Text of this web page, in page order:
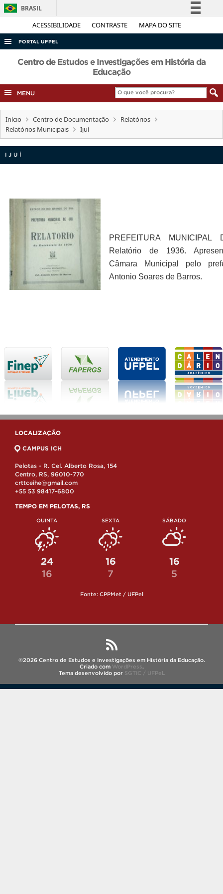
ACESSIBILIDADE CONTRASTE MAPA DO SITE
BRASIL
Simplifique!
Acesso à informação
Legislação
Canais
PORTAL UFPEL
ACESSO À INFORMAÇÃO
COBALTO
CONCURSOS
EDITAIS
Centro de Estudos e Investigações em História da
Educação
MENU
Início Centro de Documentação
Relatórios
Relatórios Municipais
Ijuí
IJUÍ
PREFEITURA MUNICIPAL
Relatório de 1936.
Câmara Municipal pelo
Antonio Soares de Barros.
LOCALIZAÇÃO
CAMPUS ICH
Pelotas - R. Cel. Alberto Rosa, 154
Centro, RS, 96010-770
crttceihe@gmail.com
+55 53 98417-6800
TEMPO EM PELOTAS, RS
QUINTA
24
16
SEXTA
16
7
SÁBADO
16
5
Fonte: CPPMet / UFPel
©2026 Centro de Estudos e Investigações em História da Educação.
Criado com WordPress.
Tema desenvolvido por SGTIC / UFPel.